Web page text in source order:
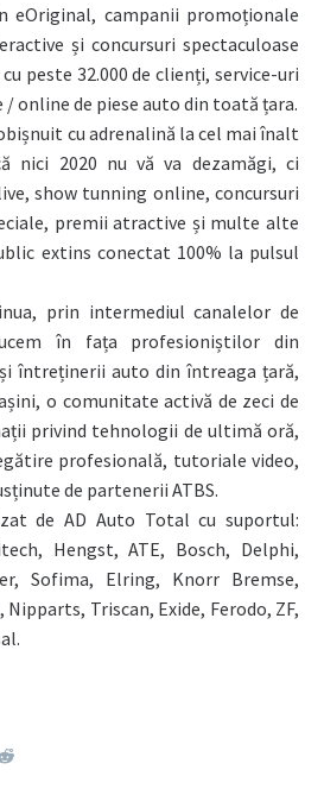
eOriginal, campanii promoționale
și concursuri spectaculoase
peste 32.000 de clienți, service-uri
online de piese auto din toată țara.
cu adrenalină la cel mai înalt
nici 2020 nu vă va dezamăgi, ci
show tunning online, concursuri
premii atractive și multe alte
extins conectat 100% la pulsul
prin intermediul canalelor de
în fața profesioniștilor din
întreținerii auto din întreaga țară,
o comunitate activă de zeci de
privind tehnologii de ultimă oră,
profesională, tutoriale video,
de partenerii ATBS.
de AD Auto Total cu suportul:
Hengst, ATE, Bosch, Delphi,
Sofima, Elring, Knorr Bremse,
Triscan, Exide, Ferodo, ZF,